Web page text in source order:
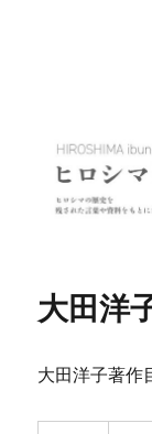
大田洋
大田洋子著作